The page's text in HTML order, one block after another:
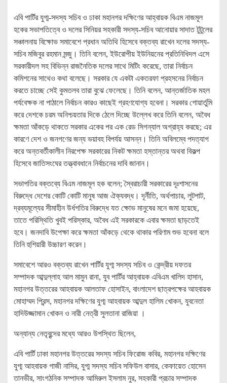
এবি পার্টির যুগ্ম-সদস্য সচিব ও ঢাকা মহানগর দক্ষিণের আহ্বায়ক বিএম নাজমূল
হকের সভাপতিত্বে ও দলের সিনিয়র সহকারী সদস্য-সচিব আনোয়ার সাদাত টুটুলের
সঞ্চালনায় বিক্ষোভ সমাবেশে প্রধান অতিথি হিসেবে বক্তব্য রাখেন দলের সদস্য-
সচিব মজিবুর রহমান মন্জু। তিনি বলেন, ইউরোপীয় ইউনিয়নের প্রতিনিধিদল এসে
সরকারীদল সহ বিভিন্ন রাজনৈতিক দলের সাথে মিটিং করেছে, তারা নির্বাচন
কমিশনের সাথেও কথা বলেছে। সরকার যে একটা একতরফা প্রহসনের নির্বাচন
করতে চাচ্ছে সেই কুমতলব তারা বুঝে ফেলেছে। তিনি বলেন, আন্তর্জাতিক মহল
পর্যবেক্ষক না পাঠালে নির্বাচন কারও কাছেই গ্রহণযোগ্য হবেনা। সরকার গোয়ার্তুমি
করে দেশকে চরম অনিশ্চয়তার দিকে ঠেলে দিচ্ছে উল্লেখ করে তিনি বলেন, অবৈধ
ক্ষমতা আঁকড়ে থাকতে সরকার একের পর এক রেড সিগন্যাল অগ্রাহ্য করছে; এর
কারণে দেশ ও জনগণের জন্য ভয়াবহ বিপর্যয় আসন্ন। তিনি অবিলম্বে পদত্যাগ
করে অন্তবর্তীকালীন নিরপেক্ষ সরকারের নিকট ক্ষমতা হস্তান্তর অথবা বিকল্প
হিসেবে জাতিসংঘের তত্ত্বাবধানে নির্বাচনের দাবি জানান।
সভাপতির বক্তব্যে বিএম নাজমূল হক বলেন; স্বৈরাচারী সরকারের দূঃশাসনের
বিরুদ্ধে দেশের কোটি কোটি মানুষ আজ ঐক্যবদ্ধ। দূর্নীতি, অর্থপাচার, লুটপাট,
দ্রব্যমূল্যের সীমাহীন উর্ধগতির বিরুদ্ধে যত ক্ষোভ মানুষের মনে জমা হয়েছে,
তাতে পরিস্থিতি খুবই পরিস্কার, অবৈধ এই সরকারকে এবার ক্ষমতা ছাড়তেই
হবে। জনদাবি উপেক্ষা করে ক্ষমতা আঁকড়ে থেকে থাকার পরিণাম শুভ হবেনা বলে
তিনি হুশিয়ারী উচ্চারণ করেন।
সমাবেশে আরও বক্তব্য রাখেন পার্টির যুগ্ম সদস্য সচিব ও কেন্দ্রীয় দফতর
সম্পাদক আব্দুল্লাহ আল মামুন রানা, যুব পার্টির আহ্বায়ক এবিএম খালিদ হাসান,
মহানগর উত্তরের আহবায়ক আলতাফ হোসাইন, বাংলাদেশ ছাত্রপক্ষের আহবায়ক
মোহাম্মদ প্রিন্স, মহানগর দক্ষিণের যুগ্ম আহবায়ক আব্দুল হালিম খোকন, যুবনেতা
হাদিউজ্জামান খোকন ও নারী নেত্রী সুলতানা রাজিয়া ।
অন্যান্য নেতৃবৃন্দের মধ্যে আরও উপস্থিত ছিলেন,
এবি পার্টি ঢাকা মহানগর উত্তরের সদস্য সচিব ফিরোজ কবির, মহানগর দক্ষিণের
যুগ্ম আহবায়ক গাজী নাসির, যুগ্ম সদস্য সচিব সফিউল বাসার, কেফায়েত হোসেন
তানভীর, সাংগঠনিক সম্পাদক আমিরুল ইসলাম নুর, সহকারী প্রচার সম্পাদক